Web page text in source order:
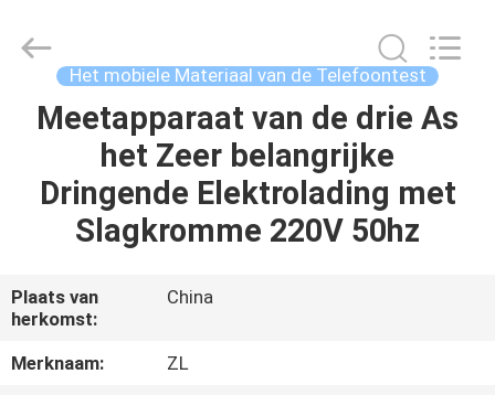
HUIS
PRODUCTEN
ONGEVEER
ONS
Technology
Reserved.
Het mobiele Materiaal van de Telefoontest
Meetapparaat van de drie As
het Zeer belangrijke
Dringende Elektrolading met
Slagkromme 220V 50hz
Plaats van
herkomst:
China
Merknaam:
ZL